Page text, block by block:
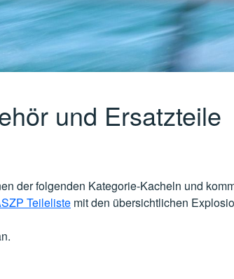
und Ersatzteile
der folgenden Kategorie-Kacheln und
Teileliste mit den übersichtlichen